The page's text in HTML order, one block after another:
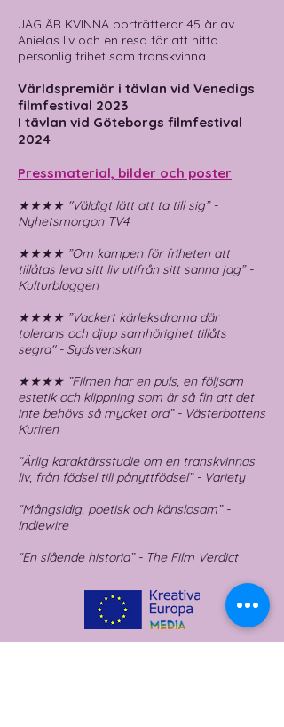
JAG ÄR KVINNA porträtterar 45 år av
Anielas liv och en resa för att hitta
personlig frihet som transkvinna.
Världspremiär i tävlan vid Venedigs
filmfestival 2023
I tävlan vid Göteborgs filmfestival
2024
Pressmaterial, bilder och poster
★★★★ "Väldigt lätt att ta till sig” -
Nyhetsmorgon TV4
★★★★ ”Om kampen för friheten att
tillåtas leva sitt liv utifrån sitt sanna jag” -
Kulturbloggen
★★★★ ”Vackert kärleksdrama där
tolerans och djup samhörighet tillåts
segra" - Sydsvenskan
★★★★ ”Filmen har en puls, en följsam
estetik och klippning som är så fin att det
inte behövs så mycket ord” - Västerbottens
Kuriren
“Ärlig karaktärsstudie om en transkvinnas
liv, från födsel till pånyttfödsel” - Variety
“Mångsidig, poetisk och känslosam” -
Indiewire
“En slående historia” - The Film Verdict